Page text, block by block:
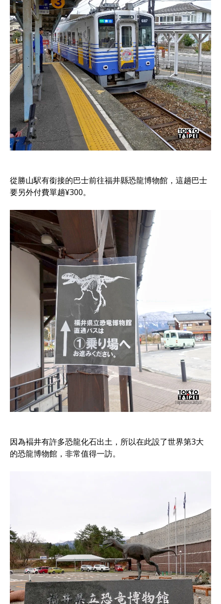
從勝山駅有銜接的巴士前往福井縣恐龍博物館，這趟巴士
要另外付費單趟¥300。
因為褔井有許多恐龍化石出土，所以在此設了世界第3大
的恐龍博物館，非常值得一訪。